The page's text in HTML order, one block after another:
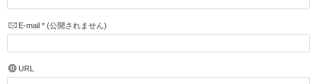
E-mail *(公開されません)
URL